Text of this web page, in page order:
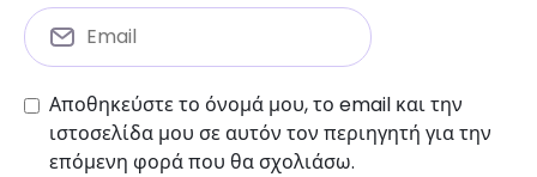
Αποθηκεύστε το όνομά μου, το email και την
ιστοσελίδα μου σε αυτόν τον περιηγητή για την
επόμενη φορά που θα σχολιάσω.